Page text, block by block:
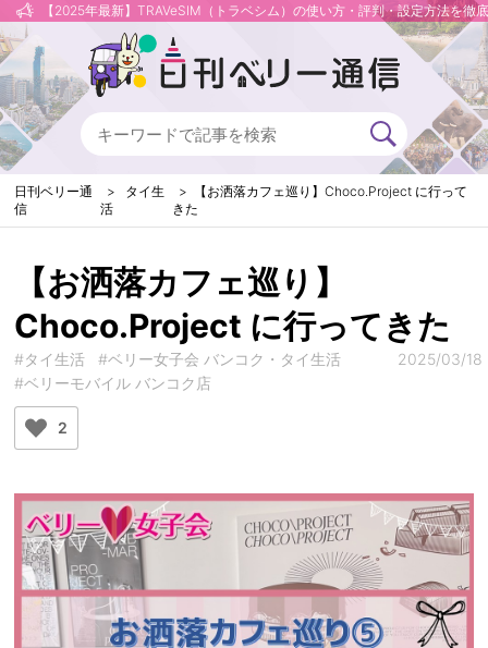
【2025年最新】TRAVeSIM（トラベシム）の使い方・評判・設定方法を徹
日刊ベリー通
信
タイ生
活
【お洒落カフェ巡り】Choco.Project に行って
きた
【お洒落カフェ巡り】
Choco.Project に行ってきた
#タイ生活
#ベリー女子会 バンコク・タイ生活
#ベリーモバイル バンコク店
2025/03/18
2